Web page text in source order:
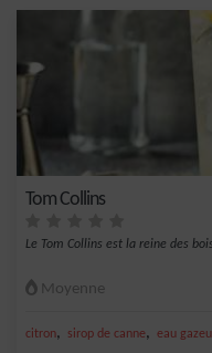
Tom Collins
Le Tom Collins est la reine des
Moyenne
citron, sirop de canne, eau